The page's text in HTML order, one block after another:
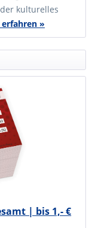
kulturelles
»
| bis 1,- €